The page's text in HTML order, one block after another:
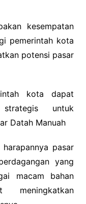
kesempatan
pemerintah kota
potensi pasar
kota dapat
strategis untuk
Datah Manuah
pasar
yang
macam bahan
meningkatkan